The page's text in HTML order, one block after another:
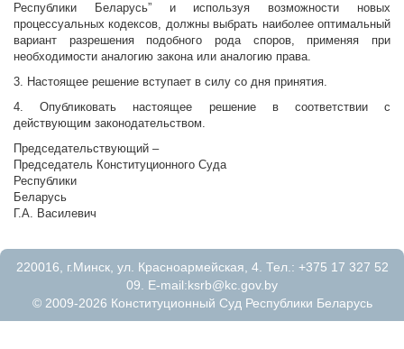
Республики Беларусь” и используя возможности новых
процессуальных кодексов, должны выбрать наиболее оптимальный
вариант разрешения подобного рода споров, применяя при
необходимости аналогию закона или аналогию права.
3. Настоящее решение вступает в силу со дня принятия.
4. Опубликовать настоящее решение в соответствии с
действующим законодательством.
Председательствующий –
Председатель Конституционного Суда
Республики
Г.А. Василевич
220016, г.Минск, ул. Красноармейская, 4. Тел.: +375 17 327 52
09. E-mail:ksrb@kc.gov.by
© 2009-2026 Конституционный Суд Республики Беларусь